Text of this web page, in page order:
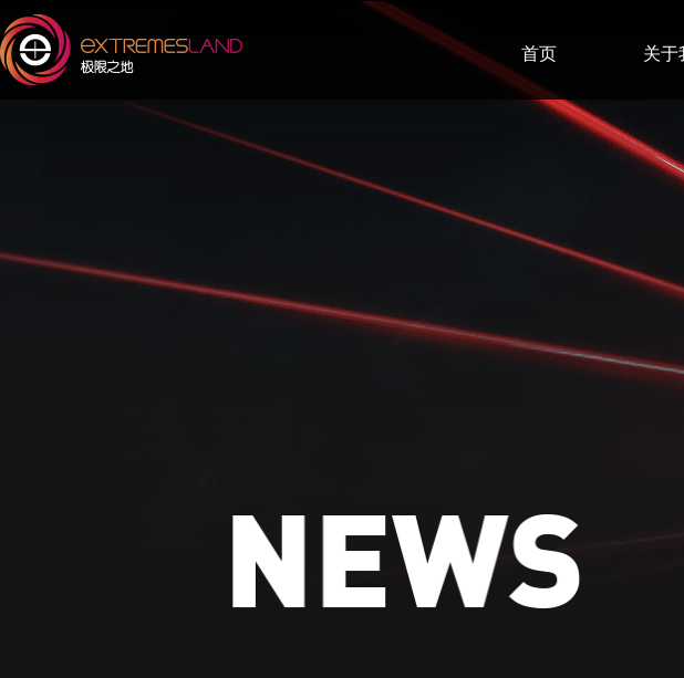
首页 关于